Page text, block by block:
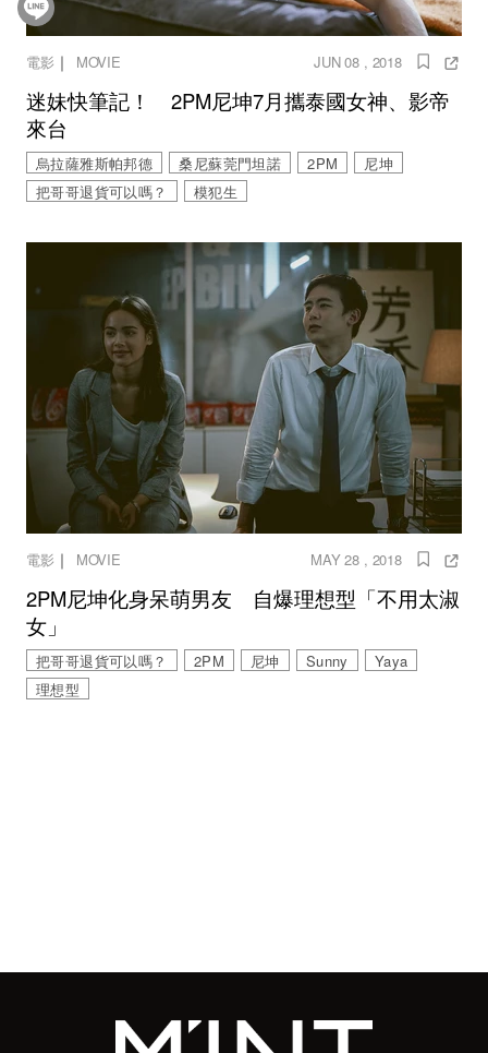
電影 ｜ MOVIE JUN 08 , 2018
迷妹快筆記！ 2PM尼坤7月攜泰國女神、影帝
來台
烏拉薩雅斯帕邦德 桑尼蘇莞門坦諾 2PM
尼坤
把哥哥退貨可以嗎？
模犯生
電影 ｜ MOVIE MAY 28 , 2018
2PM尼坤化身呆萌男友 自爆理想型「不用太淑
女」
把哥哥退貨可以嗎？ 2PM 尼坤 Sunny
Yaya
理想型